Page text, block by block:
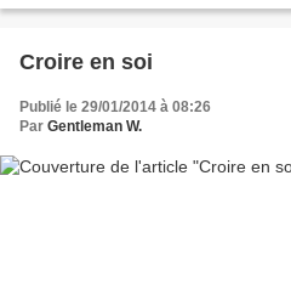
Croire en soi
Publié le 29/01/2014 à 08:26
Par Gentleman W.